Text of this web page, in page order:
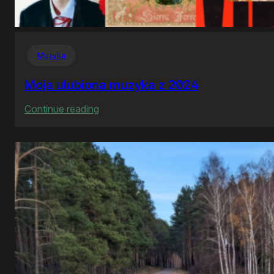
Muzyka
Moja ulubiona muzyka z 2024
Continue reading
ulubiona
muzyka
z
2024